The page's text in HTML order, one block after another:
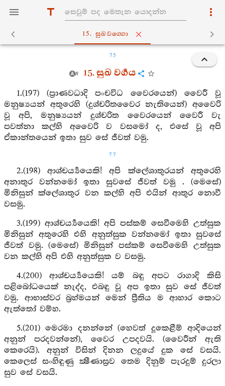
15. සුඛවග‍්ගො
75
15. සුඛ වර්‍ගය
1.(197) (ප්‍රාණවධාදි පංචවිධ වෛරයෙන්) වෛරී වූ
මනුෂ්‍යයන් අතුරෙහි (දුශ්චරිතවෛර නැතියෙන්) අවෛරි
වූ අපි, මනුෂ්‍යයන් දුශ්චරිත වෛරයෙන් වෛරී වැ
පවත්නා කල්හි අවෛරි ව වසමෝ ද, එසේ වූ අපි
ඒකාන්තයෙන් ඉතා සුව සේ ජීවත් වමු.
77
2.(198) ආශ්චර්‍ය්‍යයෙකි! අපි ක්ලේශාතුරයන් අතුරෙහි
අනාතුර වන්නමෝ ඉතා සුවසේ ජීවත් වමු . (මෙසේ)
මිනිසුන් ක්ලේශාතුර වන කල්හි අපි එයින් ආතුර නොවී
වසමු.
3.(199) ආශ්චර්‍ය්‍යයෙකි! අපි පස්කම් සෙවීමෙහි උත්සුක
මිනිසුන් අතුරෙහි එහි අනුත්සුක වන්නමෝ ඉතා සුවසේ
ජීවත් වමු. (මෙසේ) මිනිසුන් පස්කම් සෙවීමෙහි උත්සුක
වන කල්හි අපි එහි අනුත්සුක ව වසමු.
4.(200) ආශ්චර්‍ය්‍යයෙකි! යම් බඳු අපට රාගාදි කිසි
පළිබෝධයෙක් නැද්ද, එබඳු වූ අප ඉතා සුව සේ ජීවත්
වමු. ආභාස්වර බ්‍රහ්මයන් මෙන් ප්‍රීතිය ම ආහාර කොට
ඇත්තෝ වම්හ.
5.(201) මෙරමා දනන්නේ (හෙවත් දූකෙළීම් ආදියෙන්
අනුන් පරදවන්නේ), වෛර උපදවයි. (වෛරීන් ඇති
කෙරෙයි). අනුන් විසින් දිනන ලදුයේ දුක සේ වසයි.
කෙලෙස් සංහිඳුණු ක්‍ෂීණාස්‍රව තෙම දිනුම් පැරදුම් දුරලා
සුව සේ වසයි.